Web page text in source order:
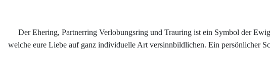
Der Ehering, Partnerring Verlobungsring und Trauring ist ein Symbol der
welche eure Liebe auf ganz individuelle Art versinnbildlichen. Ein persönlicher